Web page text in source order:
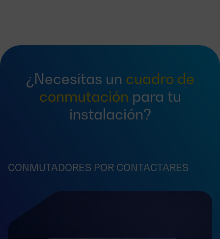
¿Necesitas un cuadro de
conmutación para tu
instalación?
CONMUTADORES POR CONTACTARES